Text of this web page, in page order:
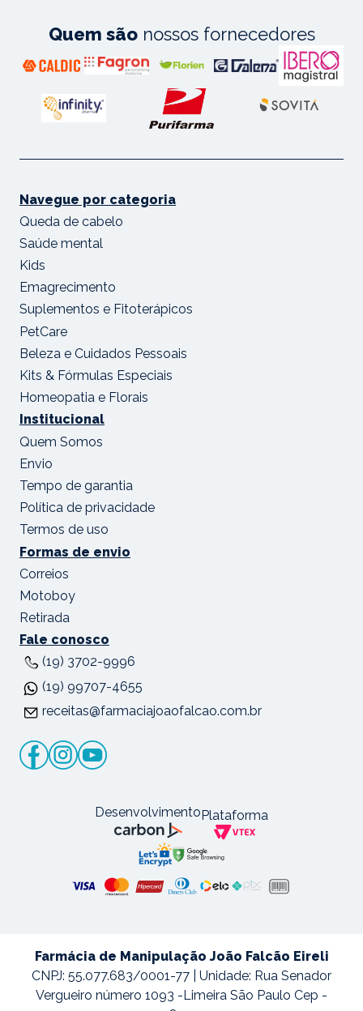
Quem sãonossos fornecedores
Navegue por categoria
Queda de cabelo
Saúde mental
Kids
Emagrecimento
Suplementos e Fitoterápicos
PetCare
Beleza e Cuidados Pessoais
Kits & Fórmulas Especiais
Homeopatia e Florais
Institucional
Quem Somos
Envio
Tempo de garantia
Política de privacidade
Termos de uso
Formas de envio
Correios
Motoboy
Retirada
Fale conosco
(19) 3702-9996
(19) 99707-4655
receitas@farmaciajoaofalcao.com.br
DesenvolvimentoPlataforma
Farmácia de Manipulação João Falcão Eireli
CNPJ: 55.077.683/0001-77 | Unidade: Rua Senador
Vergueiro número 1093 -Limeira São Paulo Cep -